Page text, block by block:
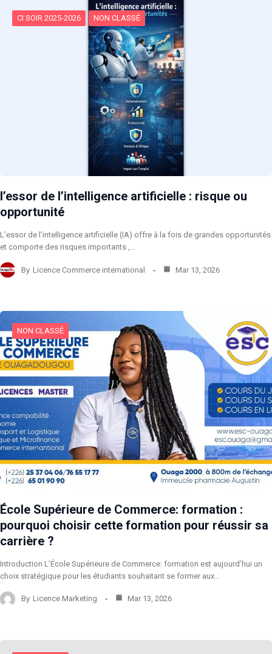
CI SOIR 2025-2026 NON CLASSÉ
l’essor de l’intelligence artificielle : risque ou
opportunité
L’essor de l’intelligence artificielle (IA) offre à la fois de grandes opportunités
et comporte des risques importants ,…
By Licence Commerce international Mar 13, 2026
NON CLASSÉ
École Supérieure de Commerce: formation :
pourquoi choisir cette formation pour réussir sa
carrière ?
Introduction L’École Supérieure de Commerce: formation est aujourd’hui un
choix stratégique pour les étudiants souhaitant se former aux…
By Licence Marketing Mar 13, 2026